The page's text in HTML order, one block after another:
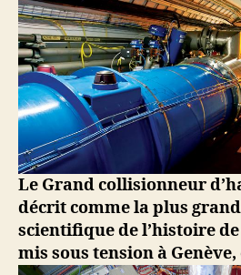
Le Grand collisionneur
décrit comme la plus
scientifique de l’histoire
mis sous tension à Genève,